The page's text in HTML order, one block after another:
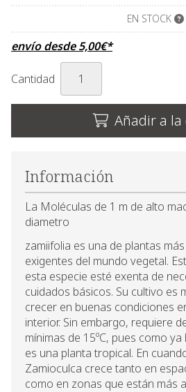
EN STOCK
envío desde5,00€*
Cantidad
Añadir a la
Información
La Moléculas de 1 m de alto
diametro
zamiifolia es una de plantas
exigentes del mundo vegetal.
esta especie esté exenta de
cuidados básicos. Su cultivo es
crecer en buenas condiciones
interior. Sin embargo, requiere
mínimas de 15ºC, pues como
es una planta tropical. En
Zamioculca crece tanto en
como en zonas que están más